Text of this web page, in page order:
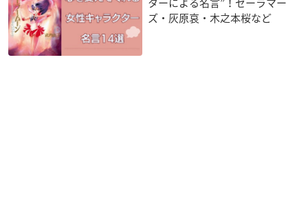
ズ・灰原哀・木之本桜など